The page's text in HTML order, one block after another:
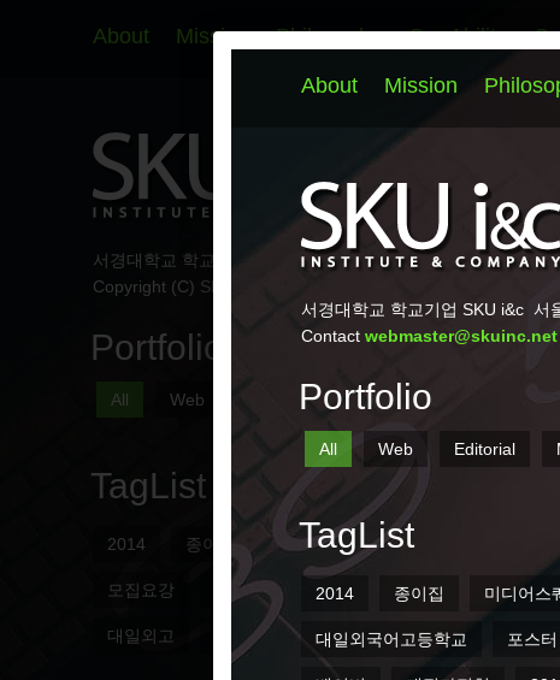
About Mission Philosophy Our Ability
서경대학교 학교기업 SKU i&c 서울시 성북구 서경로 124 서
Copyright (C) SKU i&c All Rights Reserved.
Portfolio
All Web Editorial Marketing
TagList
2014 종이집 미디어스퀘어
모집요강 매직캐슬 매거진 학교기업 광고
대일외고 평생교육원 브로슈어 대일관광디자